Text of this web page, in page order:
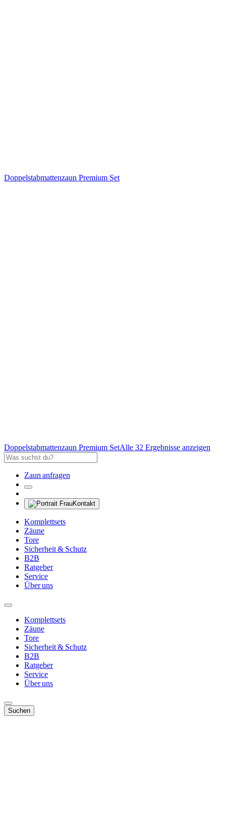
Doppelstabmattenzaun Premium Set
Doppelstabmattenzaun Premium SetAlle 32 Ergebnisse anzeigen
Zaun anfragen
Kontakt
Komplettsets
Zäune
Tore
Sicherheit & Schutz
B2B
Ratgeber
Service
Über uns
Komplettsets
Zäune
Tore
Sicherheit & Schutz
B2B
Ratgeber
Service
Über uns
Suchen